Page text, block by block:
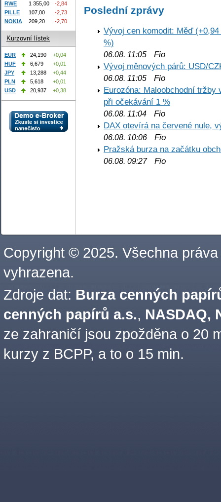
Poslední zprávy
Vývoj cen komodit: Měď
%)
06.08. 11:05 Fio
Vývoj měnových párů: USD/
06.08. 11:05 Fio
Eurozóna: Maloobchodní
při očekávání 1 %
06.08. 11:04 Fio
DAX otevírá na červené nule,
06.08. 10:06 Fio
Pražská burza na začátku
06.08. 09:27Fio
RWE
1 355,00
-2,84
PILLE
107,00
-2,73
NOKIA
209,20 -2,70
Kurzovní lístek
EUR 24,190
+0,04
HUF
6,679
+0,01
JPY
13,288
+0,44
PLN
5,618
+0,01
USD
20,937 +0,38
Copyright © 2025. Všechna práva
vyhrazena.
Zdroje dat: Burza cenných
cenných papírů a.s., NASDAQ,
ze zahraničí jsou zpožděna o 20
kurzy z BCPP, a to o 15 min.